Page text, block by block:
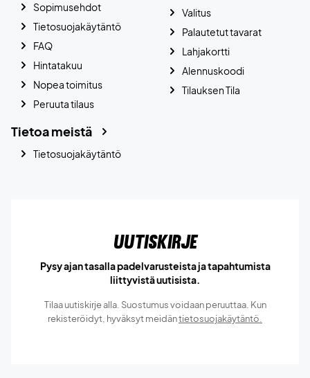
Sopimusehdot
Tietosuojakäytäntö
FAQ
Hintatakuu
Nopea toimitus
Peruuta tilaus
Valitus
Palautetut tavarat
Lahjakortti
Alennuskoodi
Tilauksen Tila
Tietoa meistä
Tietosuojakäytäntö
Uutiskirje
Pysy ajan tasalla padelvarusteista ja tapahtumista
liittyvistä uutisista.
Tilaa uutiskirje alla. Suostumus voidaan peruuttaa. Kun
rekisteröidyt, hyväksyt meidäntietosuojakäytäntö.